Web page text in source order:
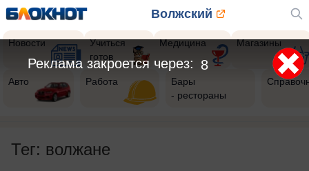
Волжский
Новости
Учиться
готов
Медицина Магазины
Авто Работа
Бары
- рестораны
Тег: волжане
5
Реклама закроется через: